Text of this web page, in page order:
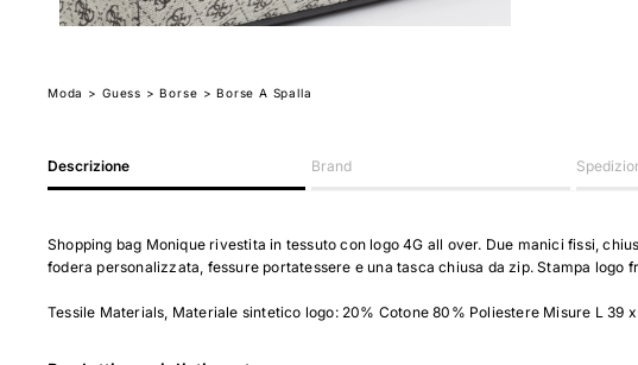
Moda >Guess > Borse > Borse A Spalla
Descrizione Brand
Shopping bag Monique rivestita in tessuto con logo 4G all over. Due manici fissi,
fodera personalizzata, fessure portatessere e una tasca chiusa da zip. Stampa
Tessile Materials, Materiale sintetico logo: 20% Cotone 80% Poliestere Misure L 39 x